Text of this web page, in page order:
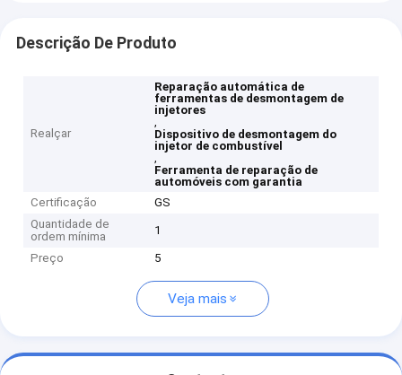
Descrição De Produto
Realçar
Reparação automática de
ferramentas de desmontagem de
injetores
,
Dispositivo de desmontagem do
injetor de combustível
,
Ferramenta de reparação de
automóveis com garantia
Certificação
GS
Quantidade de
ordem mínima
1
Preço 5
Veja mais